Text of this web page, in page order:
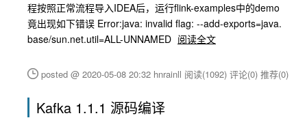
程按照正常流程导入IDEA后，运行flink-examples中的demo
竟出现如下错误 Error:java: invalid flag: --add-exports=java.
base/sun.net.util=ALL-UNNAMED 阅读全文
posted @ 2020-05-08 20:32 hnrainll 阅读(1092) 评论(0) 推荐(0)
Kafka 1.1.1 源码编译